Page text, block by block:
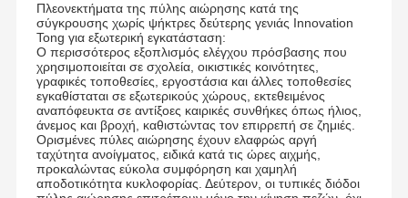
Πλεονεκτήματα της πύλης αιώρησης κατά της
σύγκρουσης χωρίς ψήκτρες δεύτερης γενιάς Innovation
Tong για εξωτερική εγκατάσταση:
Ο περισσότερος εξοπλισμός ελέγχου πρόσβασης που
χρησιμοποιείται σε σχολεία, οικιστικές κοινότητες,
γραφικές τοποθεσίες, εργοστάσια και άλλες τοποθεσίες
εγκαθίσταται σε εξωτερικούς χώρους, εκτεθειμένος
αναπόφευκτα σε αντίξοες καιρικές συνθήκες όπως ήλιος,
άνεμος και βροχή, καθιστώντας τον επιρρεπή σε ζημιές.
Ορισμένες πύλες αιώρησης έχουν ελαφρώς αργή
ταχύτητα ανοίγματος, ειδικά κατά τις ώρες αιχμής,
προκαλώντας εύκολα συμφόρηση και χαμηλή
αποδοτικότητα κυκλοφορίας. Δεύτερον, οι τυπικές διόδοι